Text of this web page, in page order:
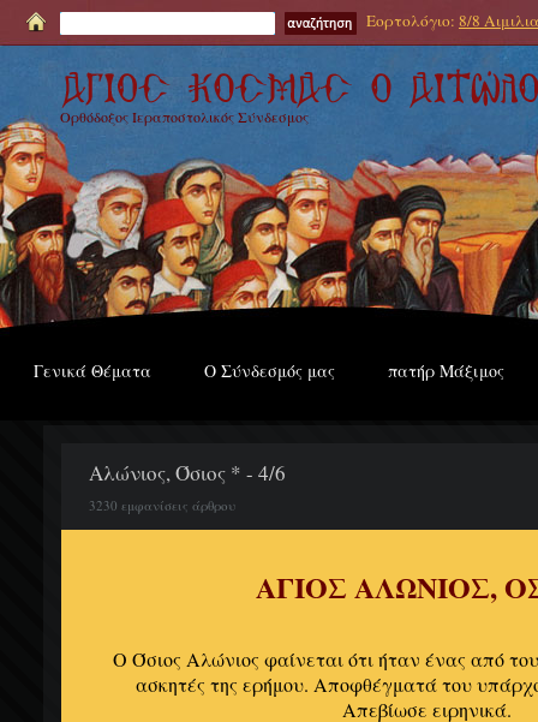
Εορτολόγιο: 8/8
Ορθόδοξος Ιεραποστολικός Σύνδεσμος
Γενικά Θέματα Ο Σύνδεσμός μας πατήρ Μάξιμος
Αλώνιος, Όσιος * - 4/6
3230 εμφανίσεις άρθρου
ΑΓΙΟΣ ΑΛΩΝΙΟΣ,
Ο Όσιος Αλώνιος φαίνεται ότι ήταν ένας από
ασκητές της ερήμου. Αποφθέγματά του
Απεβίωσε ειρηνικά.